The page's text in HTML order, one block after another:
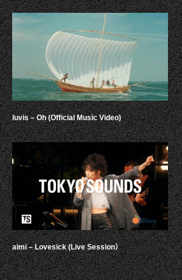
luvis – Oh (Official Music Video)
aimi – Lovesick (Live Session）